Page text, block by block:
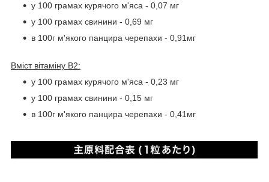
у 100 грамах курячого м'яса - 0,07 мг
у 100 грамах свинини - 0,69 мг
в 100г м'якого панцира черепахи - 0,91мг
Вміст вітаміну В2:
у 100 грамах курячого м'яса - 0,23 мг
у 100 грамах свинини - 0,15 мг
в 100г м'якого панцира черепахи - 0,41мг